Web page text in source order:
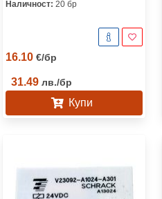
Наличност: 20 бр
16.10 €/бр
31.49 лв./бр
Купи